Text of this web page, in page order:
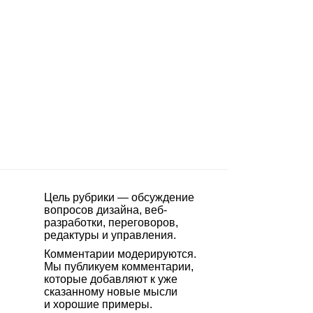
Цель рубрики — обсуждение
вопросов дизайна, веб-
разработки, переговоров,
редактуры и управления.
Комментарии модерируются.
Мы публикуем комментарии,
которые добавляют к уже
сказанному новые мысли
и хорошие примеры.